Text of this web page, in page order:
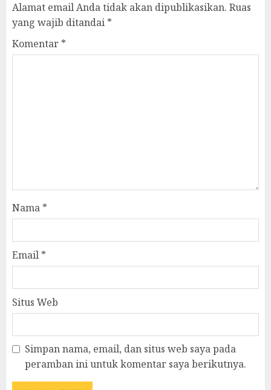
Alamat email Anda tidak akan dipublikasikan. Ruas
yang wajib ditandai *
Komentar *
Nama *
Email *
Situs Web
Simpan nama, email, dan situs web saya pada
peramban ini untuk komentar saya berikutnya.